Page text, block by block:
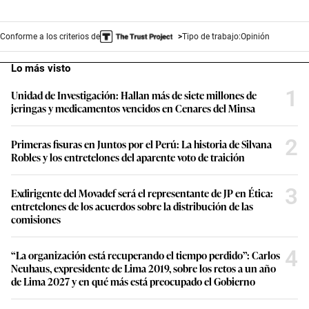
Conforme a los criterios de Tipo de trabajo:Opinión
Lo más visto
Unidad de Investigación: Hallan más de siete millones de
jeringas y medicamentos vencidos en Cenares del Minsa
1
Primeras fisuras en Juntos por el Perú: La historia de Silvana
Robles y los entretelones del aparente voto de traición
2
Exdirigente del Movadef será el representante de JP en Ética:
entretelones de los acuerdos sobre la distribución de las
comisiones
3
“La organización está recuperando el tiempo perdido”: Carlos
Neuhaus, expresidente de Lima 2019, sobre los retos a un año
de Lima 2027 y en qué más está preocupado el Gobierno
4